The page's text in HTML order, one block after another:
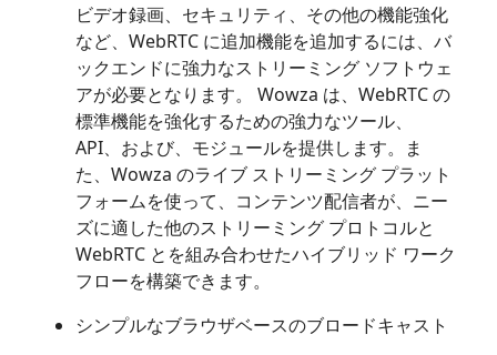
ビデオ録画、セキュリティ、その他の機能強化
など、WebRTC に追加機能を追加するには、バ
ックエンドに強力なストリーミング ソフトウェ
アが必要となります。 Wowza は、WebRTC の
標準機能を強化するための強力なツール、
API、および、モジュールを提供します。ま
た、Wowza のライブ ストリーミング プラット
フォームを使って、コンテンツ配信者が、ニー
ズに適した他のストリーミング プロトコルと
WebRTC とを組み合わせたハイブリッド ワーク
フローを構築できます。
シンプルなブラウザベースのブロードキャスト